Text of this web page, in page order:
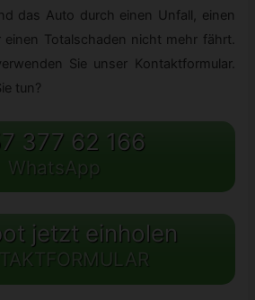
das Auto durch einen Unfall, einen
Totalschaden nicht mehr fährt.
Sie unser Kontaktformular.
tun?
377 62 166
WhatsApp
jetzt einholen